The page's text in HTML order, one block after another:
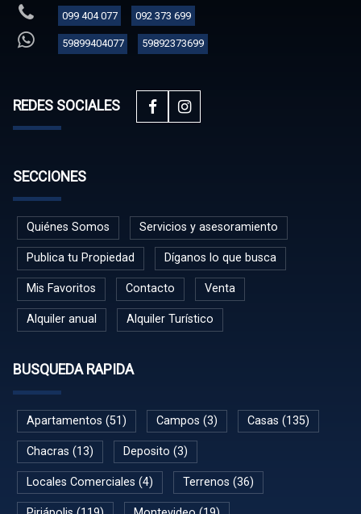
099 404 077
092 373 699
59899404077 59892373699
REDES SOCIALES
SECCIONES
Quiénes Somos Servicios y asesoramiento
Publica tu Propiedad Díganos lo que busca
Mis Favoritos Contacto Venta
Alquiler anual Alquiler Turístico
BUSQUEDA RAPIDA
Apartamentos (51) Campos (3) Casas (135)
Chacras (13) Deposito (3)
Locales Comerciales (4) Terrenos (36)